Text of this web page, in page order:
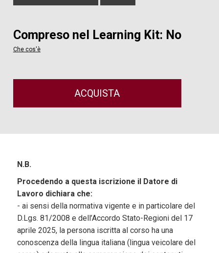
Compreso nel Learning Kit: No
Che cos'è
ACQUISTA
N.B.
Procedendo a questa iscrizione il Datore di
Lavoro dichiara che:
- ai sensi della normativa vigente e in particolare del
D.Lgs. 81/2008 e dell’Accordo Stato-Regioni del 17
aprile 2025, la persona iscritta al corso ha una
conoscenza della lingua italiana (lingua veicolare del